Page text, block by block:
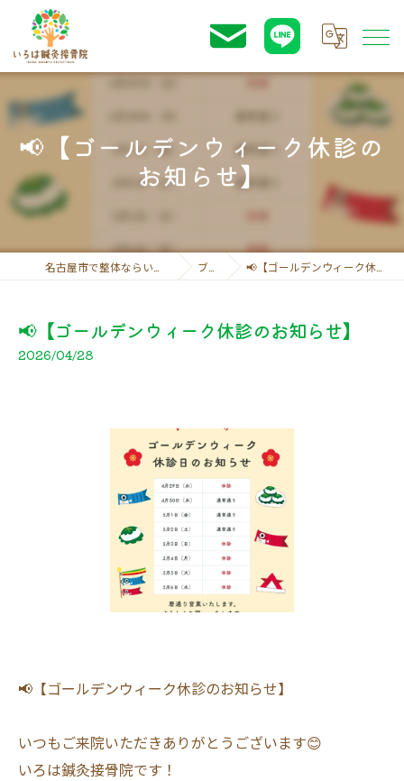
📢【ゴールデンウィーク休診の
お知らせ】
ブログ 📢【ゴールデンウィーク休診のお知らせ】
📢【ゴールデンウィーク休診のお知らせ】
2026/04/28
📢【ゴールデンウィーク休診のお知らせ】
いつもご来院いただきありがとうございます😊
いろは鍼灸接骨院です！